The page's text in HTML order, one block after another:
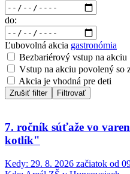
do:
Ľubovolná akcia gastronómia
Bezbariérový vstup na akciu
Vstup na akciu povolený so
Akcia je vhodná pre deti
Zrušiť filter Filtrovať
7. ročník súťaže vo
kotlík"
Kedy: 29. 8. 2026 začiatok od